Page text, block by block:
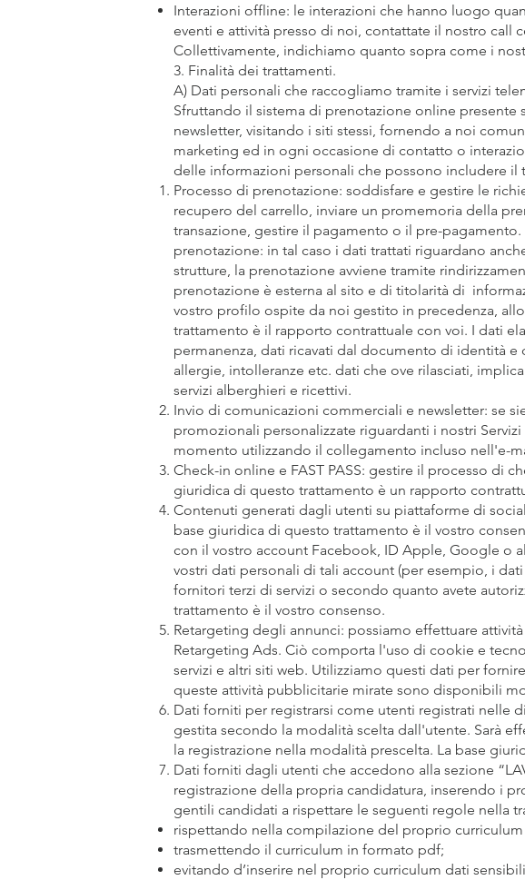
Interazioni offline: le interazioni che hanno luogo
eventi e attività presso di noi, contattate il nostro call
Collettivamente, indichiamo quanto sopra come i
3. Finalità dei trattamenti.
A) Dati personali che raccogliamo tramite i servizi
Sfruttando il sistema di prenotazione online
newsletter, visitando i siti stessi, fornendo a noi
marketing ed in ogni occasione di contatto o
delle informazioni personali che possono includere
Processo di prenotazione: soddisfare e gestire le
recupero del carrello, inviare un promemoria della
transazione, gestire il pagamento o il pre-
prenotazione: in tal caso i dati trattati riguardano
strutture, la prenotazione avviene tramite
prenotazione è esterna al sito e di titolarità di
vostro profilo ospite da noi gestito in precedenza,
trattamento è il rapporto contrattuale con voi. I dati
permanenza, dati ricavati dal documento di identità
allergie, intolleranze etc. dati che ove rilasciati,
servizi alberghieri e ricettivi.
Invio di comunicazioni commerciali e newsletter: se
promozionali personalizzate riguardanti i nostri
momento utilizzando il collegamento incluso nell'e-
Check-in online e FAST PASS: gestire il processo di
giuridica di questo trattamento è un rapporto
Contenuti generati dagli utenti su piattaforme di
base giuridica di questo trattamento è il vostro
con il vostro account Facebook, ID Apple, Google o
vostri dati personali di tali account (per esempio, i
fornitori terzi di servizi o secondo quanto avete
trattamento è il vostro consenso.
Retargeting degli annunci: possiamo effettuare
Retargeting Ads. Ciò comporta l'uso di cookie e
servizi e altri siti web. Utilizziamo questi dati per
queste attività pubblicitarie mirate sono disponibili
Dati forniti per registrarsi come utenti registrati nelle
gestita secondo la modalità scelta dall'utente. Sarà
la registrazione nella modalità prescelta. La base
Dati forniti dagli utenti che accedono alla sezione
registrazione della propria candidatura, inserendo i
gentili candidati a rispettare le seguenti regole nella
rispettando nella compilazione del proprio
trasmettendo il curriculum in formato pdf;
evitando d’inserire nel proprio curriculum dati